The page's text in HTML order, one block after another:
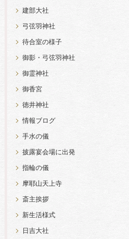
建部大社
弓弦羽神社
待合室の様子
御影・弓弦羽神社
御霊神社
御香宮
徳井神社
情報ブログ
手水の儀
披露宴会場に出発
指輪の儀
摩耶山天上寺
斎主挨拶
新生活様式
日吉大社